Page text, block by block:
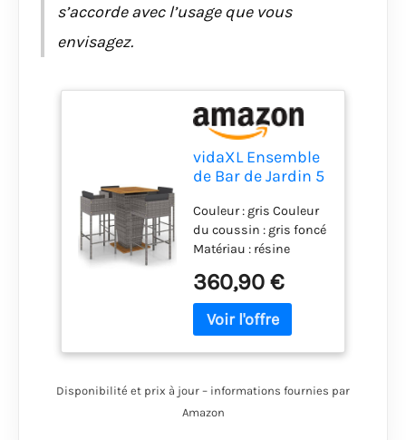
s’accorde avec l’usage que vous
envisagez.
vidaXL Ensemble
de Bar de Jardin 5
Meubles
d'Extérieur Table
et Chaises de
Patio Salon de
Jardin Terrasse
Résine Tressée
Gris
Couleur : gris Couleur
du coussin : gris foncé
Matériau : résine
d'acacia massif avec
finition à l'huile
Dimensions de la
360,90 €
Disponibilité et prix à jour – informations fournies par
Amazon